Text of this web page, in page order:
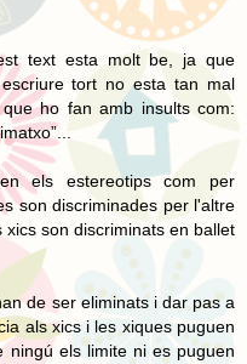
text esta molt be, ja que
tort no esta tan mal
ho fan amb insults com:
els estereotips com per
son discriminades per l'altre
son discriminats en ballet
de ser eliminats i dar pas a
als xics i les xiques puguen
ningú els limite ni es puguen